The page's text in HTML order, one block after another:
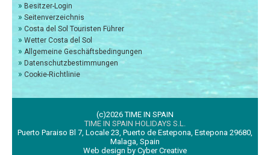
Für Rollstuhlfahrer geeeignet:
Heizung / Klimaanlage
Sauna:
» Besitzer-Login
» Seitenverzeichnis
» Costa del Sol Touristen Führer
» Wetter Costa del Sol
» Allgemeine Geschäftsbedingungen
» Datenschutzbestimmungen
» Cookie-Richtlinie
(c)2026 TIME IN SPAIN
TIME IN SPAIN HOLIDAYS S.L.
Puerto Paraiso Bl 7, Locale 23, Puerto de Estepona, Estepona 29680,
Malaga, Spain
Web design by Cyber Creative